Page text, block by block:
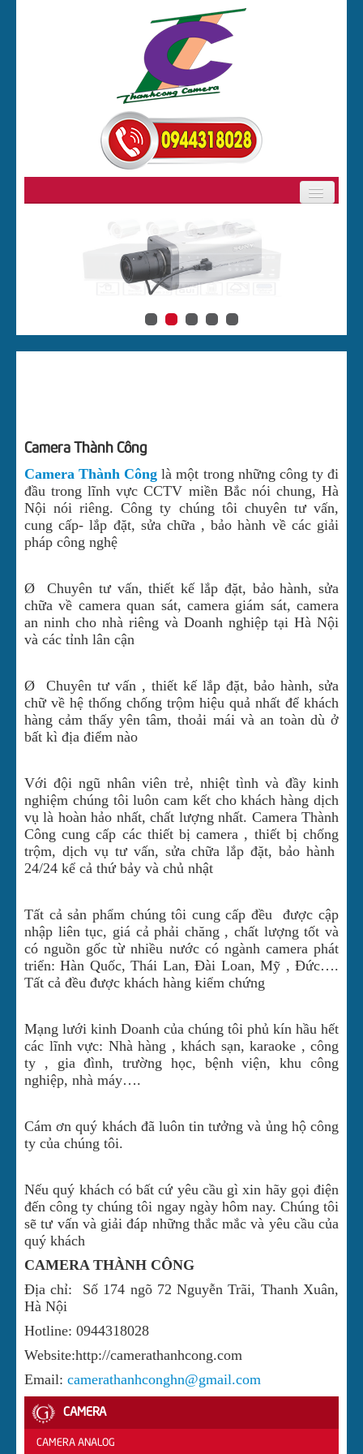
LIÊN HỆ CÔNG TY
DOWNLOAD
ĐẦU GHI HÌNH CVI BENCO
Camera Thành Công
Camera Thành Công là một trong những công ty đi
đầu trong lĩnh vực CCTV miền Bắc nói chung, Hà
Nội nói riêng. Công ty chúng tôi chuyên tư vấn,
cung cấp- lắp đặt, sửa chữa , bảo hành về các giải
pháp công nghệ
Ø Chuyên tư vấn, thiết kế lắp đặt, bảo hành, sửa
chữa về camera quan sát, camera giám sát, camera
an ninh cho nhà riêng và Doanh nghiệp tại Hà Nội
và các tỉnh lân cận
Ø Chuyên tư vấn , thiết kế lắp đặt, bảo hành, sửa
chữ về hệ thống chống trộm hiệu quả nhất để khách
hàng cảm thấy yên tâm, thoải mái và an toàn dù ở
bất kì địa điểm nào
Với đội ngũ nhân viên trẻ, nhiệt tình và đầy kinh
nghiệm chúng tôi luôn cam kết cho khách hàng dịch
vụ là hoàn hảo nhất, chất lượng nhất. Camera Thành
Công cung cấp các thiết bị camera , thiết bị chống
trộm, dịch vụ tư vấn, sửa chữa lắp đặt, bảo hành
24/24 kể cả thứ bảy và chủ nhật
Tất cả sản phẩm chúng tôi cung cấp đều được cập
nhập liên tục, giá cả phải chăng , chất lượng tốt và
có nguồn gốc từ nhiều nước có ngành camera phát
triển: Hàn Quốc, Thái Lan, Đài Loan, Mỹ , Đức….
Tất cả đều được khách hàng kiểm chứng
Mạng lưới kinh Doanh của chúng tôi phủ kín hầu hết
các lĩnh vực: Nhà hàng , khách sạn, karaoke , công
ty , gia đình, trường học, bệnh viện, khu công
nghiệp, nhà máy….
Cám ơn quý khách đã luôn tin tưởng và ủng hộ công
ty của chúng tôi.
Nếu quý khách có bất cứ yêu cầu gì xin hãy gọi điện
đến công ty chúng tôi ngay ngày hôm nay. Chúng tôi
sẽ tư vấn và giải đáp những thắc mắc và yêu cầu của
quý khách
CAMERA THÀNH CÔNG
Địa chỉ:
Số 174 ngõ 72 Nguyễn Trãi, Thanh Xuân,
Hà Nội
Hotline: 0944318028
Website:http://camerathanhcong.com
Email: camerathanhconghn@gmail.com
CAMERA
CAMERA ANALOG